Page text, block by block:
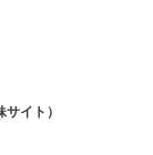
イト）